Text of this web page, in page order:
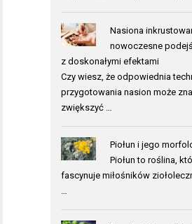
Nasiona
nowoczesne
z doskonałymi efektami
Czy wiesz, że odpowiednia
przygotowania nasion może
zwiększyć …
Piołun i jego
Piołun to roślina,
fascynuje miłośników
…